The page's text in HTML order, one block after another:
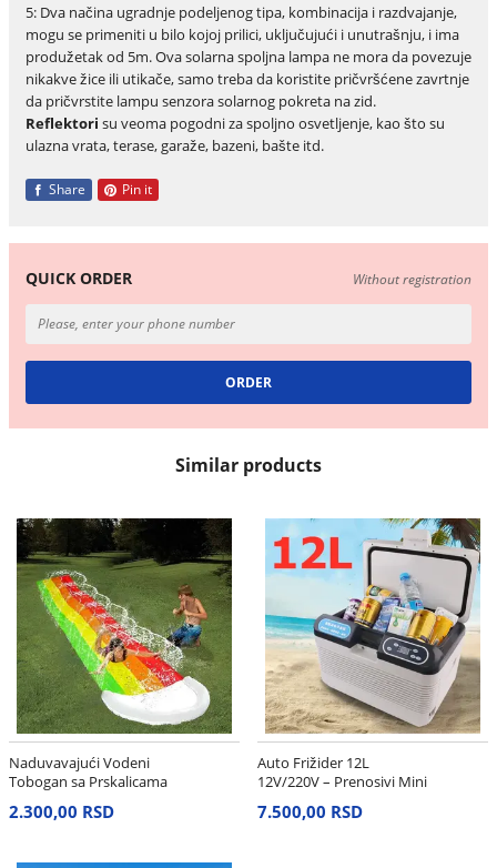
5: Dva načina ugradnje podeljenog tipa, kombinacija i razdvajanje,
mogu se primeniti u bilo kojoj prilici, uključujući i unutrašnju, i ima
produžetak od 5m. Ova solarna spoljna lampa ne mora da povezuje
nikakve žice ili utikače, samo treba da koristite pričvršćene zavrtnje
da pričvrstite lampu senzora solarnog pokreta na zid.
Reflektori su veoma pogodni za spoljno osvetljenje, kao što su
ulazna vrata, terase, garaže, bazeni, bašte itd.
Share Pin it
QUICK ORDER Without registration
Similar products
Naduvavajući Vodeni
Tobogan sa Prskalicama
2.300,00 RSD
Auto Frižider 12L
12V/220V – Prenosivi Mini
7.500,00 RSD